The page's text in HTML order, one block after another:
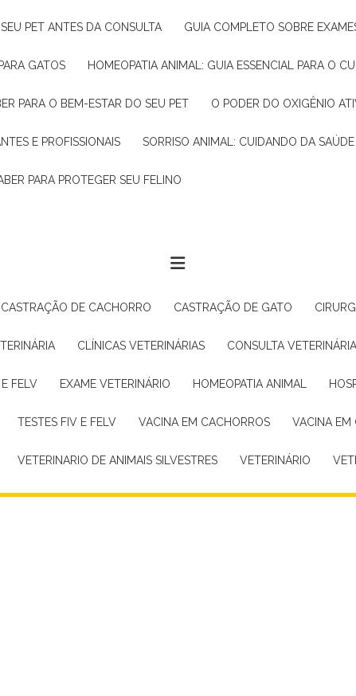
PET ANTES DA CONSULTA GUIA COMPLETO SOBRE
GATOS HOMEOPATIA ANIMAL: GUIA ESSENCIAL PARA O
PARA O BEM-ESTAR DO SEU PET O PODER DO OXIGÊNIO
E PROFISSIONAIS SORRISO ANIMAL: CUIDANDO DA
PARA PROTEGER SEU FELINO
CASTRAÇÃO DE CACHORRO CASTRAÇÃO DE GATO
CLÍNICAS VETERINÁRIAS CONSULTA VETERINÁRIA
E FELV EXAME VETERINÁRIO HOMEOPATIA ANIMAL
TESTES FIV E FELV VACINA EM CACHORROS VACINA
VETERINARIO DE ANIMAIS SILVESTRES VETERINÁRIO